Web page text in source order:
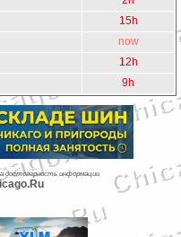
15h
now
12h
9h
достоверность информации